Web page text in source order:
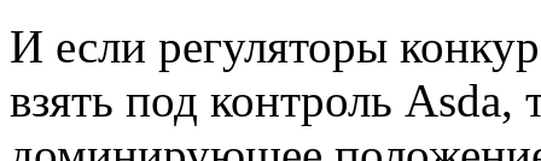
И если регуляторы
взять под контроль Asda,